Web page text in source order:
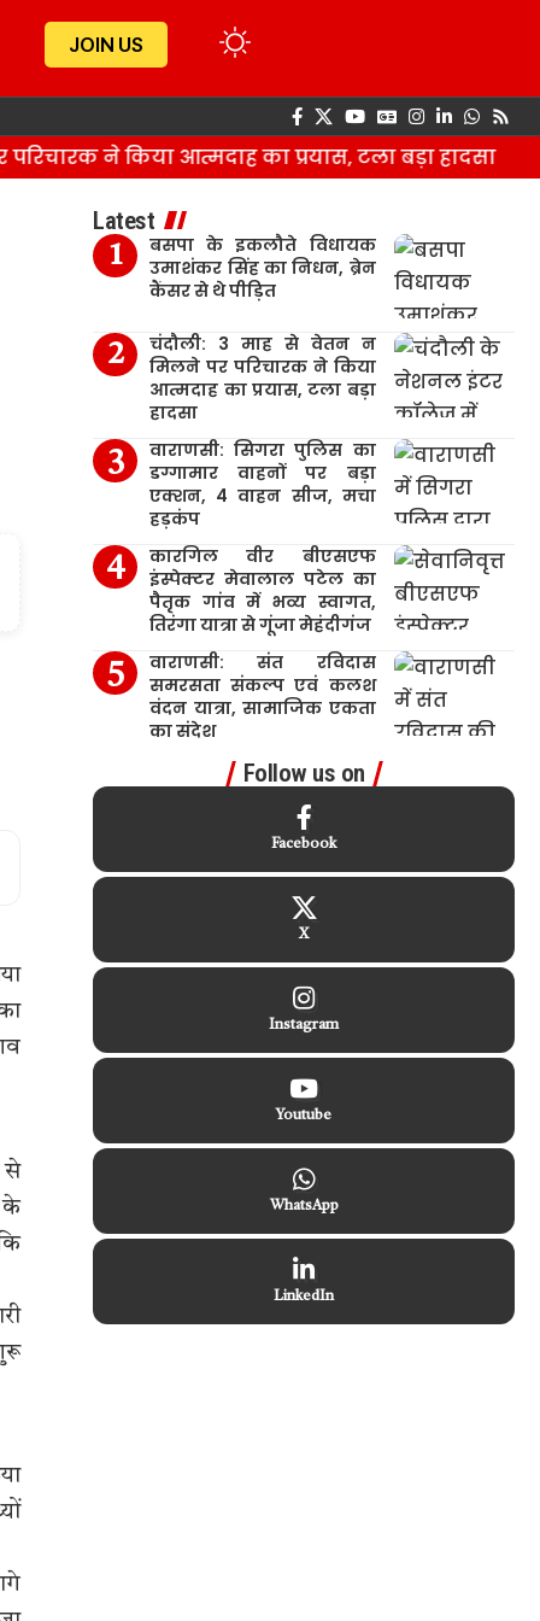
JOIN US
ने किया आत्मदाह का प्रयास, टला बड़ा हादसा
से
के
Latest
बसपा के इकलौते विधायक
उमाशंकर सिंह का निधन, ब्रेन
कैंसर से थे पीड़ित
चंदौली: 3 माह से वेतन न
मिलने पर परिचारक ने किया
आत्मदाह का प्रयास, टला बड़ा
हादसा
वाराणसी: सिगरा पुलिस का
डग्गामार वाहनों पर बड़ा
एक्शन, 4 वाहन सीज, मचा
हड़कंप
कारगिल वीर बीएसएफ
इंस्पेक्टर मेवालाल पटेल का
पैतृक गांव में भव्य स्वागत,
तिरंगा यात्रा से गूंजा मेहंदीगंज
वाराणसी: संत रविदास
समरसता संकल्प एवं कलश
वंदन यात्रा, सामाजिक एकता
का संदेश
Follow us on
Facebook
X
Instagram
Youtube
WhatsApp
LinkedIn